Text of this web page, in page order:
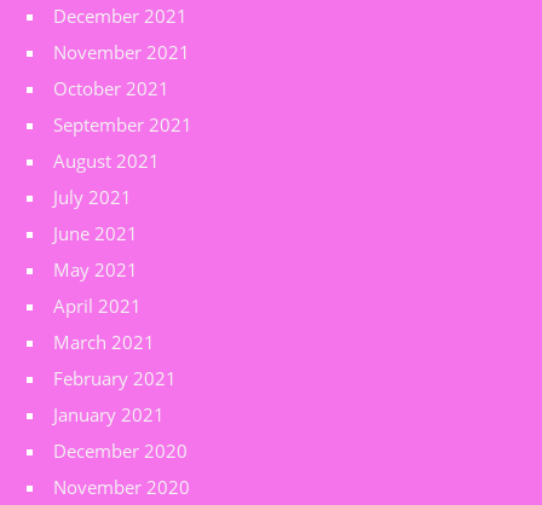
December 2021
November 2021
October 2021
September 2021
August 2021
July 2021
June 2021
May 2021
April 2021
March 2021
February 2021
January 2021
December 2020
November 2020